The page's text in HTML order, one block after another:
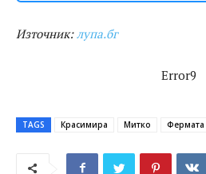
Източник:лупа.бг
Error9
TAGS Красимира Митко Фермата